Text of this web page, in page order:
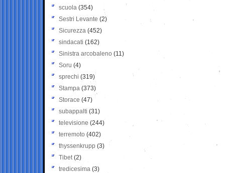
scuola (354)
Sestri Levante (2)
Sicurezza (452)
sindacati (162)
Sinistra arcobaleno (11)
Soru (4)
sprechi (319)
Stampa (373)
Storace (47)
subappalti (31)
televisione(244)
terremoto (402)
thyssenkrupp (3)
Tibet(2)
tredicesima (3)